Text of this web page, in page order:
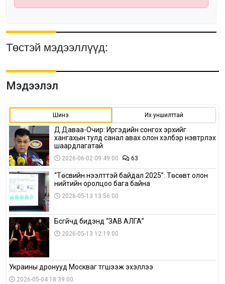
Төстэй мэдээллүүд:
Мэдээлэл
Шинэ Их уншилттай
Д.Даваа-Очир: Иргэдийн сонгох эрхийг
хангахын тулд санал авах олон хэлбэр нэвтрүүлэх
шаардлагатай
2026-06-02 09:49:00 63
“Төсвийн нээлттэй байдал 2025”: Төсөвт олон
нийтийн оролцоо бага байна
2026-05-13 13:56:00
Бүсгүйчүүд бидэнд “ЗАВ АЛГА”
2026-05-13 12:19:00
Украины дронууд Москваг түгшээж эхэллээ
2026-05-04 18:39:00